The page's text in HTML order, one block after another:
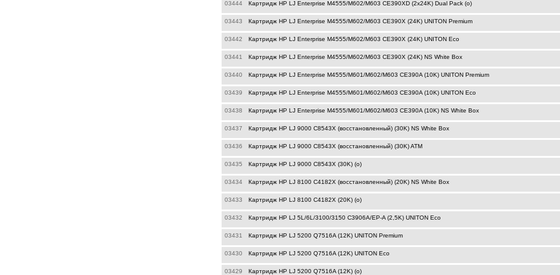
03444 Картридж HP LJ Enterprise M4555/M602/M603 CE390XD (2x24K) Dual Pack (o)
03443 Картридж HP LJ Enterprise M4555/M602/M603 CE390X (24K) UNITON Premium
03442 Картридж HP LJ Enterprise M4555/M602/M603 CE390X (24K) UNITON Eco
03441 Картридж HP LJ Enterprise M4555/M602/M603 CE390X (24K) NS White Box
03440 Картридж HP LJ Enterprise M4555/M601/M602/M603 CE390A (10K) UNITON Premium
03439 Картридж HP LJ Enterprise M4555/M601/M602/M603 CE390A (10K) UNITON Eco
03438 Картридж HP LJ Enterprise M4555/M601/M602/M603 CE390A (10K) NS White Box
03437 Картридж HP LJ 9000 C8543X (восстановленный) (30K) NS White Box
03436 Картридж HP LJ 9000 C8543X (восстановленный) (30K) ATM
03435 Картридж HP LJ 9000 C8543X (30K) (o)
03434 Картридж HP LJ 8100 C4182X (восстановленный) (20K) NS White Box
03433 Картридж HP LJ 8100 C4182X (20K) (o)
03432 Картридж HP LJ 5L/6L/3100/3150 C3906A/EP-A (2,5K) UNITON Eco
03431 Картридж HP LJ 5200 Q7516A (12K) UNITON Premium
03430 Картридж HP LJ 5200 Q7516A (12K) UNITON Eco
03429 Картридж HP LJ 5200 Q7516A (12K) (o)